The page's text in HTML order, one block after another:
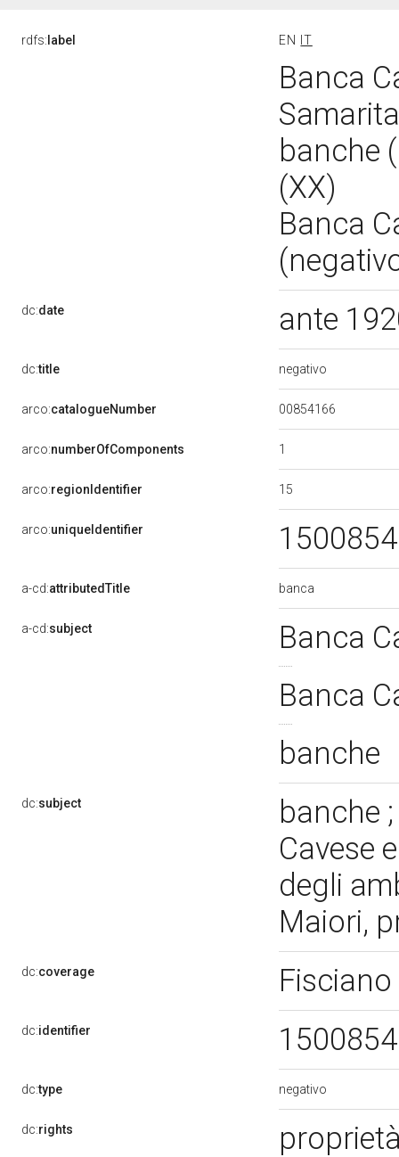
rdfs: label EN IT
Banca
banche
(XX)
Banca
dc:date ante
dc:title negativo
arco:catalogueNumber 00854166
arco:numberOfComponents 1
arco:regionIdentifier 15
arco:uniqueIdentifier
a-cd:attributedTitle banca
a-cd:subject
Banca
Banca
banche
dc:subject
banche
Cavese
degli
Maiori,
dc:coverage
dc:identifier
dc:type negativo
dc:rights